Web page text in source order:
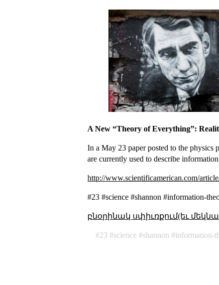
A New “Theory of Everything”:
In a May 23 paper posted to the physics
are currently used to describe
http://www.scientificamerican.com/
#23 #science #shannon #information-
բնօրինակ սփիւռքում(եւ
23 science shannon information-